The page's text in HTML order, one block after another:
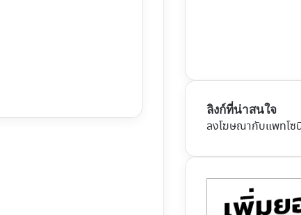
ลิงก์ที่น่าสนใจ
ลงโฆษณากับแพทโซ